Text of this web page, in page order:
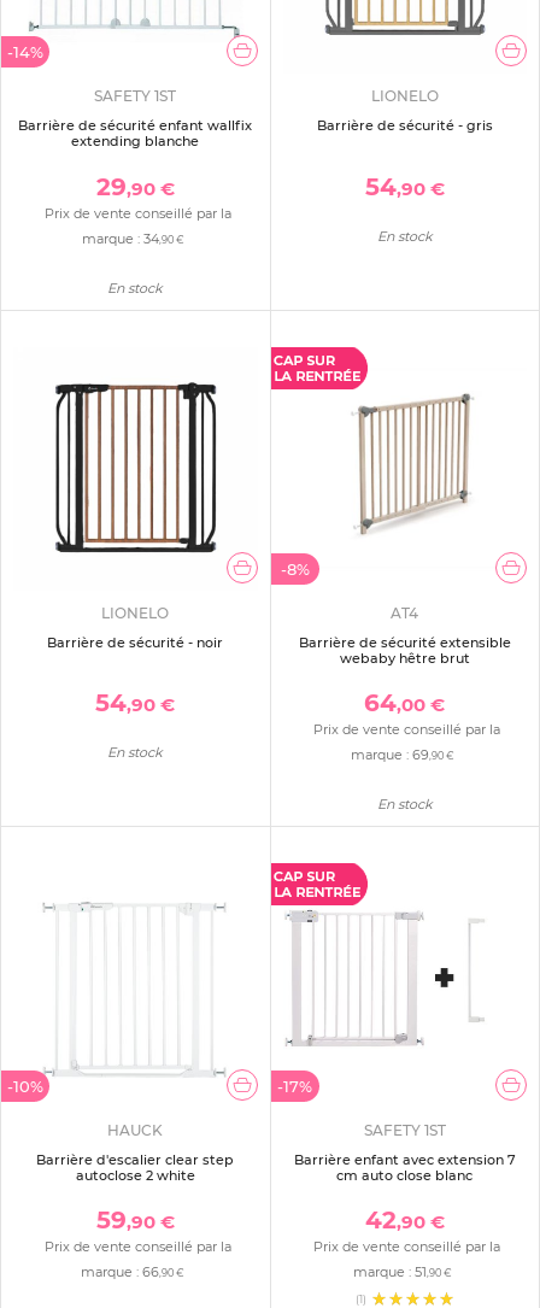
-14%
SAFETY 1ST
Barrière de sécurité enfant wallfix
extending blanche
29,90 €
Prix de vente conseillé par la
marque : 34,90 €
En stock
LIONELO
Barrière de sécurité - gris
54,90 €
En stock
LIONELO
Barrière de sécurité - noir
54,90 €
En stock
-8%
AT4
Barrière de sécurité extensible
webaby hêtre brut
64,00 €
Prix de vente conseillé par la
marque : 69,90 €
En stock
-10%
HAUCK
Barrière d'escalier clear step
autoclose 2 white
59,90 €
Prix de vente conseillé par la
marque :66,90 €
-17%
SAFETY 1ST
Barrière enfant avec extension 7
cm auto close blanc
42,90 €
Prix de vente conseillé par la
marque : 51,90 €
(1)